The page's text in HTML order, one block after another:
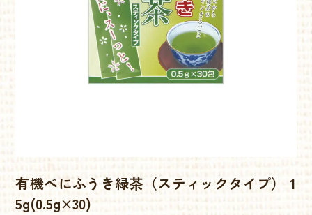
有機べにふうき緑茶（スティックタイプ） 1
5g(0.5g×30)